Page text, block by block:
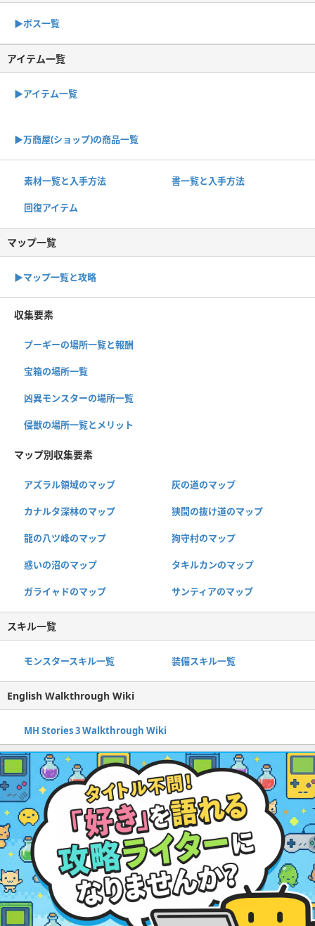
▶︎ボス一覧
アイテム一覧
▶アイテム一覧
▶︎万商屋(ショップ)の商品一覧
素材一覧と入手方法 書一覧と入手方法
回復アイテム
マップ一覧
▶︎マップ一覧と攻略
収集要素
プーギーの場所一覧と報酬
宝箱の場所一覧
凶異モンスターの場所一覧
侵獣の場所一覧とメリット
マップ別収集要素
アズラル領域のマップ 灰の道のマップ
カナルタ深林のマップ 狭間の抜け道のマップ
龍の八ツ峰のマップ 狗守村のマップ
惑いの沼のマップ タキルカンのマップ
ガライャドのマップ サンティアのマップ
スキル一覧
モンスタースキル一覧 装備スキル一覧
English Walkthrough Wiki
MH Stories 3 Walkthrough Wiki